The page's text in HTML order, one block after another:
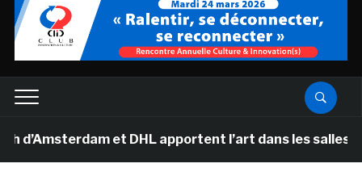
et DHL apportent l’art dans les salles de